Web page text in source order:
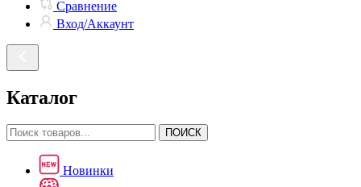
Сравнение
Вход/Аккаунт
Каталог
ПОИСК
Новинки